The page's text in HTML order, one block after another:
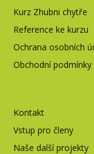
Kurz Zhubni chytře
Reference ke kurzu
Ochrana osobních
Obchodní podmínky
Kontakt
Vstup pro členy
Naše další projekty